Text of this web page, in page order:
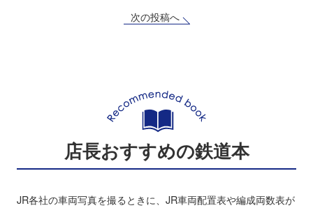
次の投稿へ
店長おすすめの鉄道本
JR各社の車両写真を撮るときに、JR車両配置表や編成両数表が